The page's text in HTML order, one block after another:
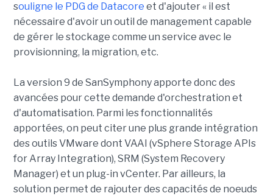
souligne le PDG de Datacore et d'ajouter « il est
nécessaire d'avoir un outil de management capable
de gérer le stockage comme un service avec le
provisionning, la migration, etc.
La version 9 de SanSymphony apporte donc des
avancées pour cette demande d'orchestration et
d'automatisation. Parmi les fonctionnalités
apportées, on peut citer une plus grande intégration
des outils VMware dont VAAI (vSphere Storage APIs
for Array Integration), SRM (System Recovery
Manager) et un plug-in vCenter. Par ailleurs, la
solution permet de rajouter des capacités de noeuds